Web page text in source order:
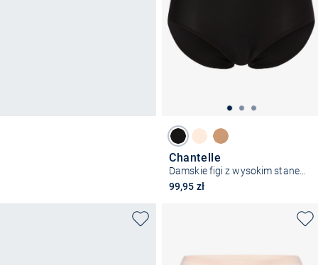
Chantelle
Damskie figi z wysokim stanem – SoftStretch
99,95 zł